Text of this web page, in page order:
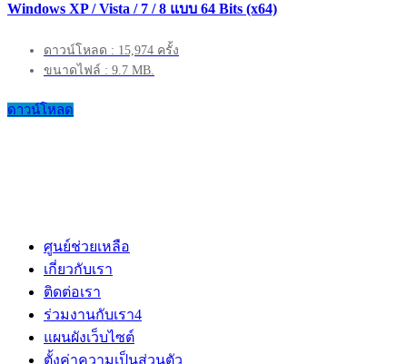
Windows XP / Vista / 7 / 8 แบบ 64 Bits (x64)
ดาวน์โหลด : 15,974 ครั้ง
ขนาดไฟล์ : 9.7 MB.
ดาวน์โหลด
ศูนย์ช่วยเหลือ
เกี่ยวกับเรา
ติดต่อเรา
ร่วมงานกับเรา4
แผนผังเว็บไซต์
ตั้งค่าความเป็นส่วนตัว